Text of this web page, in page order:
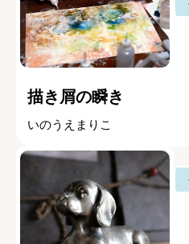
描き屑の瞬き
いのうえまりこ